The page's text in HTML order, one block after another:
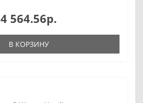
4 564.56р.
В КОРЗИНУ